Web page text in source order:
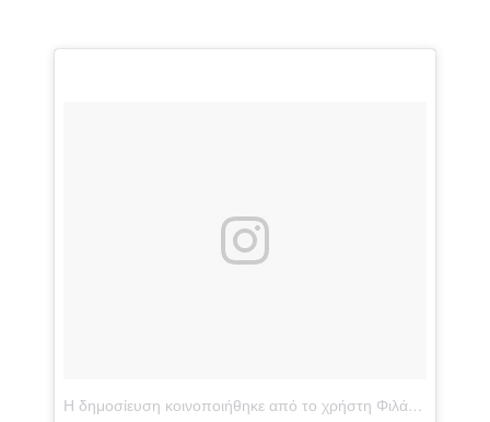
Η δημοσίευση κοινοποιήθηκε από το χρήστη Φιλάκια ο Λαζ...® (@lazaros_ks)